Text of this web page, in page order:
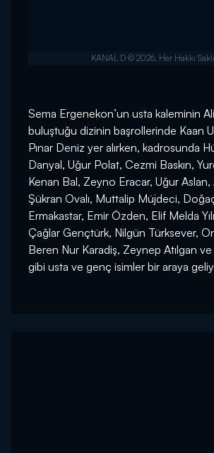
Sema Ergenekon’un usta kaleminin
buluştuğu dizinin başrollerinde Kaan
Pınar Deniz yer alırken, kadrosunda
Danyal, Uğur Polat, Cezmi Baskın,
Kenan Bal, Zeyno Eracar, Uğur Aslan,
Şükran Ovalı, Muttalip Müjdeci,
Ermakastar, Emir Özden, Elif Melda
Çağlar Gençtürk, Nilgün Türksever,
Beren Nur Karadiş, Zeynep Atılgan
gibi usta ve genç isimler bir araya